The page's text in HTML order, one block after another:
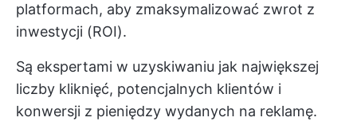
platformach, aby zmaksymalizować zwrot z
inwestycji (ROI).
Są ekspertami w uzyskiwaniu jak największej
liczby kliknięć, potencjalnych klientów i
konwersji z pieniędzy wydanych na reklamę.